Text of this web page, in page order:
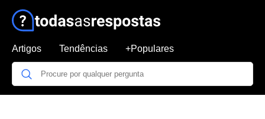
Artigos Tendências +Populares